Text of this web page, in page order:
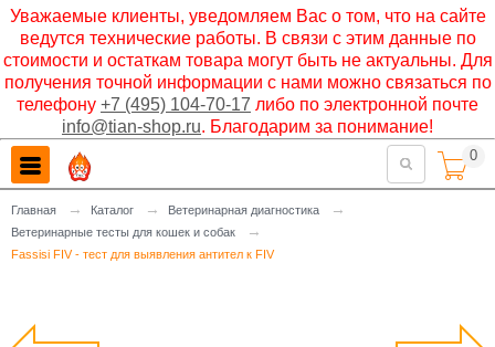
Уважаемые клиенты, уведомляем Вас о том, что на сайте
ведутся технические работы. В связи с этим данные по
стоимости и остаткам товара могут быть не актуальны. Для
получения точной информации с нами можно связаться по
телефону +7 (495) 104-70-17 либо по электронной почте
info@tian-shop.ru. Благодарим за понимание!
 0
Главная → Каталог → Ветеринарная диагностика →
Ветеринарные тесты для кошек и собак →
Fassisi FIV - тест для выявления антител к FIV